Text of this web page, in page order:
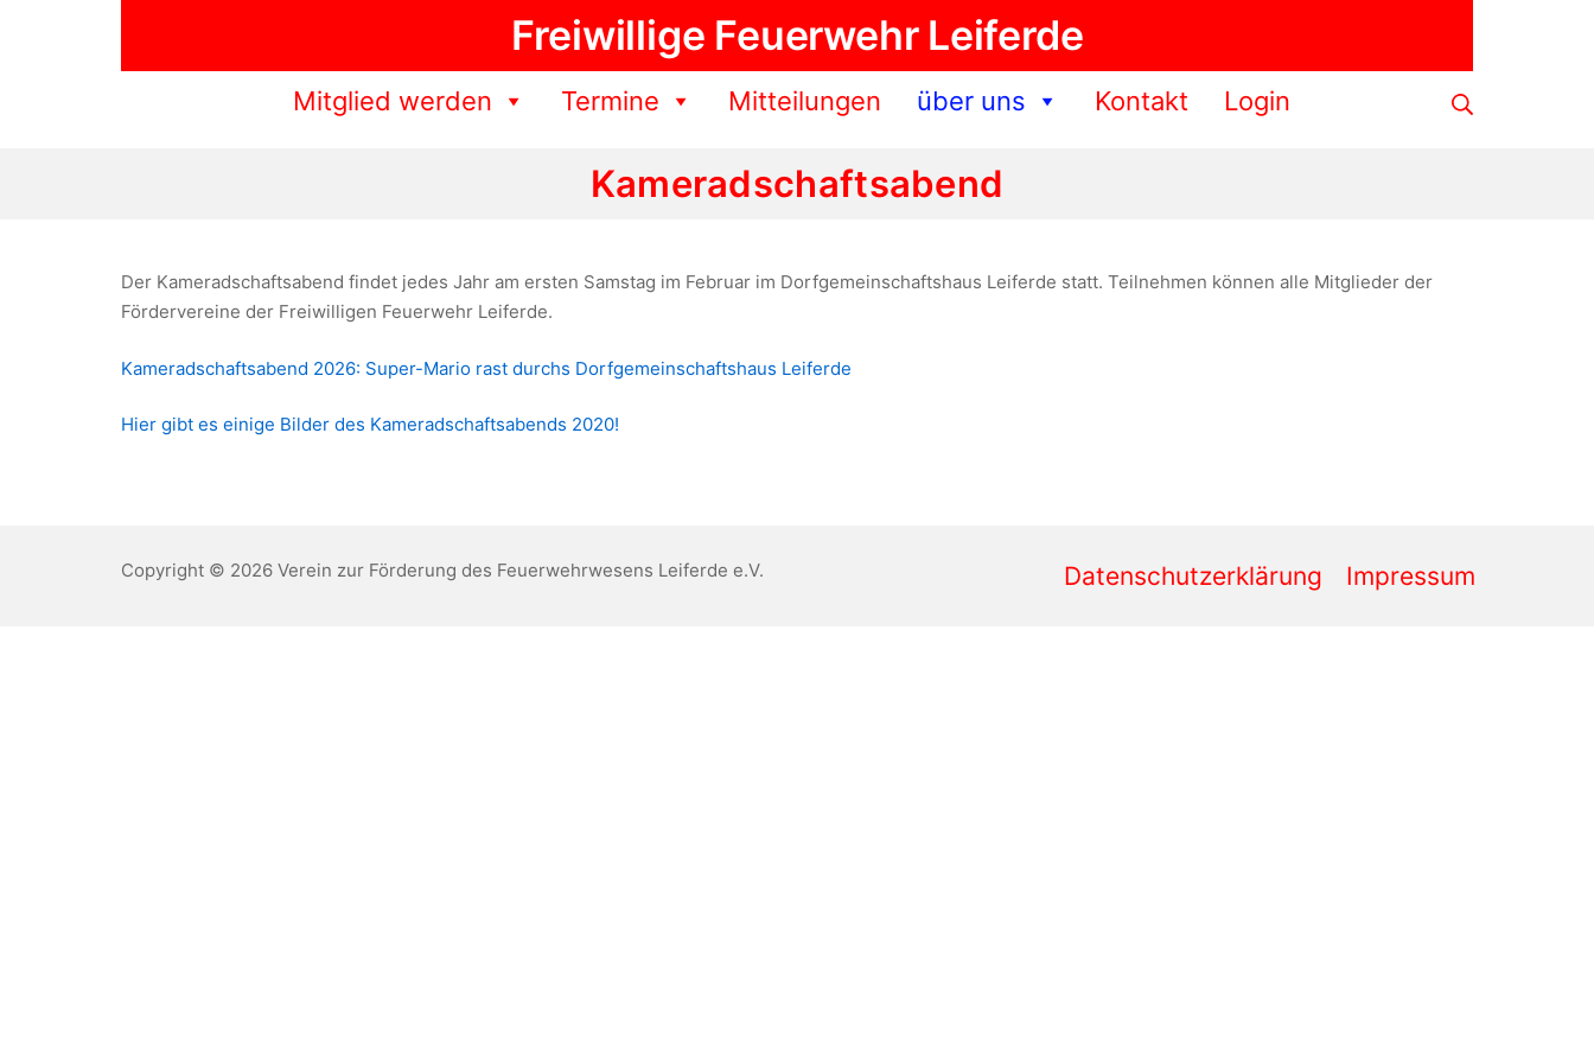
Freiwillige Feuerwehr Leiferde
Mitglied werden Termine Mitteilungen über uns Kontakt Login
Kameradschaftsabend
Der Kameradschaftsabend findet jedes Jahr am ersten Samstag im Februar im Dorfgemeinschaftshaus Leiferde statt. Teilnehmen können alle Mitglieder der
Fördervereine der Freiwilligen Feuerwehr Leiferde.
Kameradschaftsabend 2026: Super-Mario rast durchs Dorfgemeinschaftshaus Leiferde
Hier gibt es einige Bilder des Kameradschaftsabends 2020!
Copyright © 2026 Verein zur Förderung des Feuerwehrwesens Leiferde e.V. Datenschutzerklärung Impressum